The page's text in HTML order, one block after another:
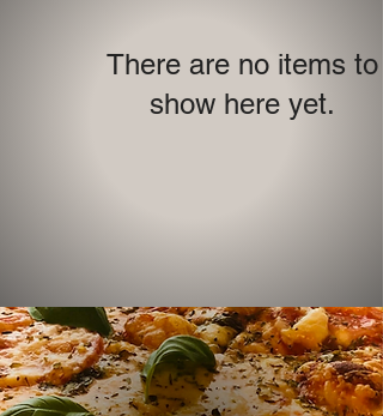
There are no items to
show here yet.